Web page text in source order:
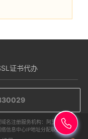
证书代办
域名注册服务机构：阿里云
信息中心IP地址分配联盟单位